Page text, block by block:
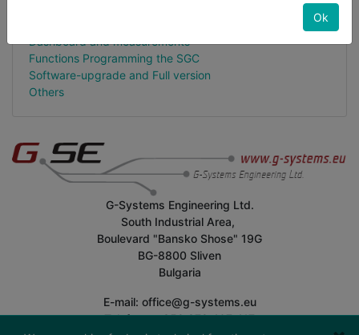
Dashboard and measurements
Functions Programming the SGC
Software-upgrade and Full version
Others
G-Systems Engineering Ltd.
South Industrial Area,
Boulevard "Bansko Shose" 19G
BG-8800 Sliven
Bulgaria
E-mail: office@g-systems.eu
Telefono: +359 879 407 417
Ok